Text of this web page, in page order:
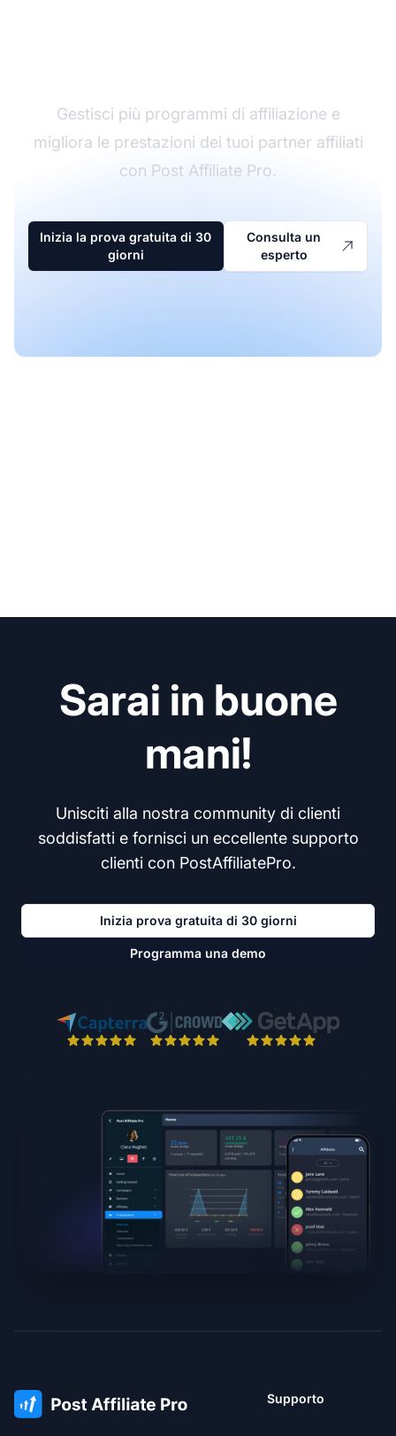
Gestisci più programmi di affiliazione e
migliora le prestazioni dei tuoi partner affiliati
con Post Affiliate Pro.
Inizia la prova gratuita di 30
giorni
Consulta un
esperto
Sarai in buone
mani!
Unisciti alla nostra community di clienti
soddisfatti e fornisci un eccellente supporto
clienti con PostAffiliatePro.
Inizia prova gratuita di 30 giorni
Programma una demo
Supporto